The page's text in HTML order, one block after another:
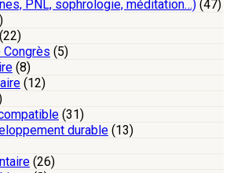
PNL, sophrologie, méditation…) (47)
(22)
(5)
(8)
(12)
(31)
durable (13)
(26)